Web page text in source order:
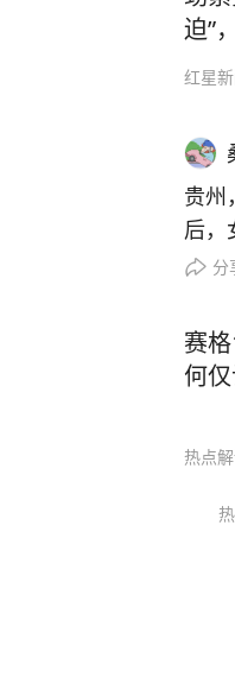
迫”
红星
贵州
后，
打电
直接
开报
严实实
识了
介
分
赛
何仅
热点